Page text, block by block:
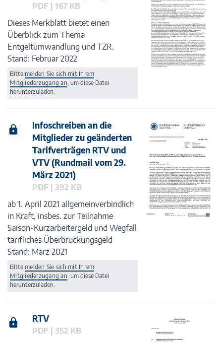
PDF | 167 KB
Dieses Merkblatt bietet einen
Überblick zum Thema
Entgeltumwandlung und TZR.
Stand: Februar 2022
Bitte melden Sie sich mit Ihrem
Mitgliederzugang an, um diese Datei
herunterzuladen.
Infoschreiben an die
Mitglieder zu geänderten
Tarifverträgen RTV und
VTV (Rundmail vom 29.
März 2021)
PDF | 392 KB
ab 1. April 2021 allgemeinverbindlich
in Kraft, insbes. zur Teilnahme
Saison-Kurzarbeitergeld und Wegfall
tarifliches Überbrückungsgeld
Stand: März 2021
Bitte melden Sie sich mit Ihrem
Mitgliederzugang an, um diese Datei
herunterzuladen.
RTV
PDF | 352 KB